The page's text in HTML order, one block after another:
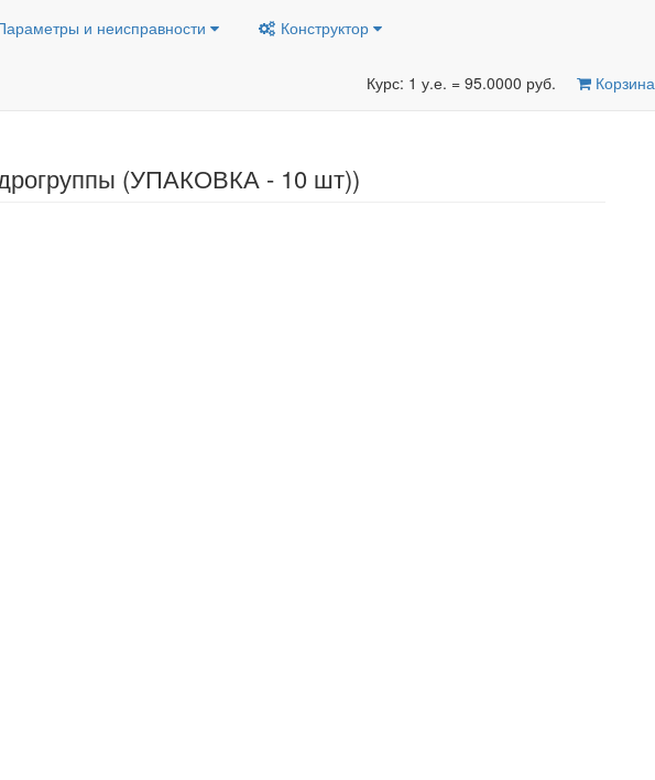
и неисправности Конструктор
Курс: 1 у.е. = 95.0000 руб. Корзина
(УПАКОВКА - 10 шт))